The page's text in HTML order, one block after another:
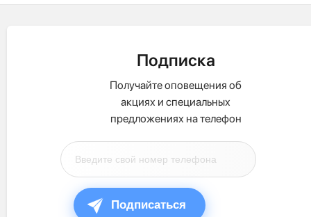
Подписка
Получайте оповещения об
акциях и специальных
предложениях на телефон
Подписаться